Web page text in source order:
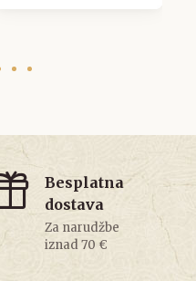
Besplatna
dostava
Za narudžbe
iznad 70 €